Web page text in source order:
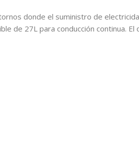
donde el suministro de
de 27L para conducción continua.